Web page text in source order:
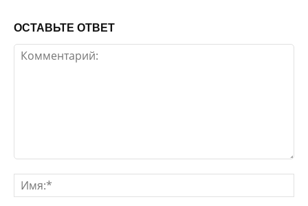
ОСТАВЬТЕ ОТВЕТ